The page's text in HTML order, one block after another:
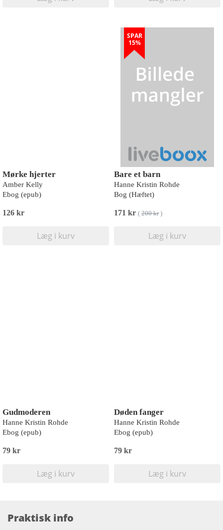
Mørke hjerter
Amber Kelly
Ebog (epub)
126 kr
Læg i kurv
SPAR
15%
Bare et barn
Hanne Kristin Rohde
Bog (Hæftet)
171 kr ( 200 kr)
Læg i kurv
Gudmoderen
Hanne Kristin Rohde
Ebog (epub)
79 kr
Læg i kurv
Døden fanger
Hanne Kristin Rohde
Ebog (epub)
79 kr
Læg i kurv
Praktisk info